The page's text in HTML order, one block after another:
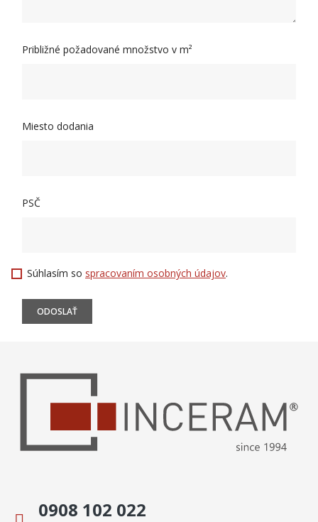
Približné požadované množstvo v m²
Miesto dodania
PSČ
Súhlasím so spracovaním osobných údajov.
0908 102 022